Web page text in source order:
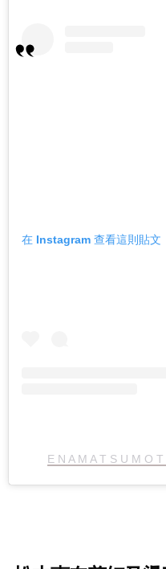
在 Instagram 查看這則貼文
E N A M A T S U M O